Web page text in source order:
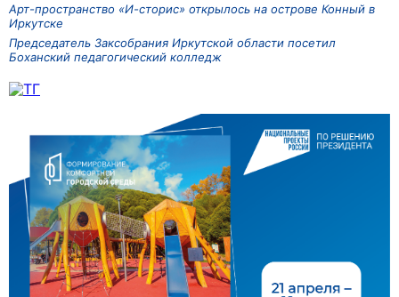
Арт-пространство «И-сторис» открылось на острове Конный в
Иркутске
Председатель Заксобрания Иркутской области посетил
Боханский педагогический колледж